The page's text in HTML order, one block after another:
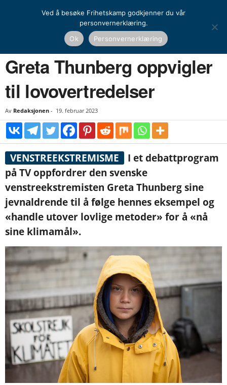
Greta Thunberg oppvigler til lovovertredelser
Greta Thunberg oppvigler
til lovovertredelser
Av Redaksjonen - 19. februar 2023
VENSTREEKSTREMISME
I et debattprogram
på TV oppfordrer den svenske
venstreekstremisten Greta Thunberg sine
jevnaldrende til å følge hennes eksempel og
«handle utover lovlige metoder» for å «nå
sine klimamål».
Ved å besøke Frihetskamp godkjenner du vår
personvernerklæring.
Ok
Personvernerklæring